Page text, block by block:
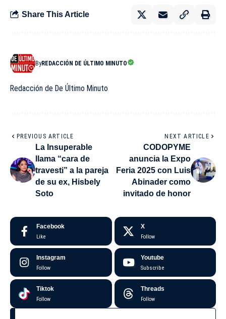
Share This Article
ByREDACCIÓN DE ÚLTIMO MINUTO
Redacción de De Último Minuto
PREVIOUS ARTICLE
La Insuperable
llama “cara de
travesti” a la pareja
de su ex, Hisbely
Soto
NEXT ARTICLE
CODOPYME
anuncia la Expo
Feria 2025 con Luis
Abinader como
invitado de honor
Facebook
Like
X
Follow
Instagram
Follow
Youtube
Subscribe
Tiktok
Follow
Threads
Follow